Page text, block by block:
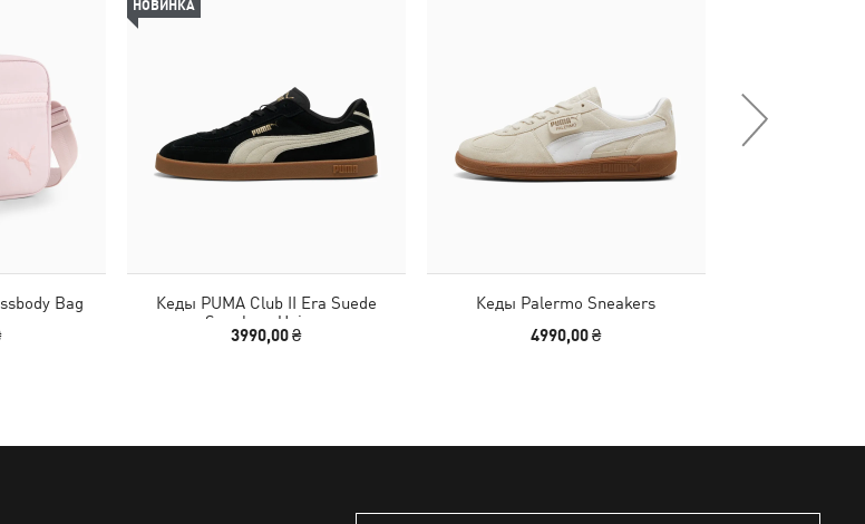
Bag
НОВИНКА
Кеды PUMA Club II Era Suede
Sneakers Unisex
3990,00 ₴
Кеды Palermo Sneakers
4990,00 ₴